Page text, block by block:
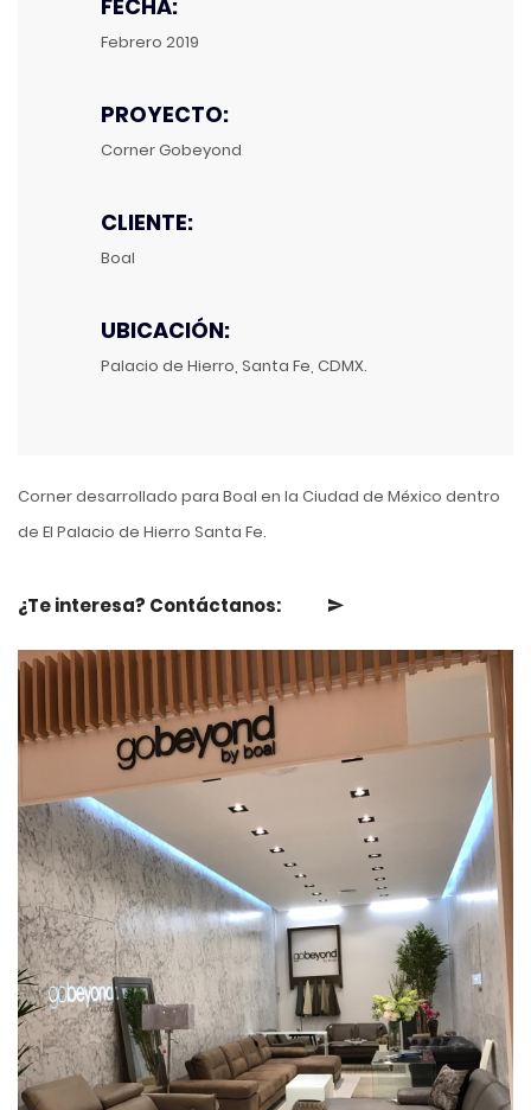
FECHA:
Febrero 2019
PROYECTO:
Corner Gobeyond
CLIENTE:
Boal
UBICACIÓN:
Palacio de Hierro, Santa Fe, CDMX.
Corner desarrollado para Boal en la Ciudad de México dentro
de El Palacio de Hierro Santa Fe.
¿Te interesa? Contáctanos: